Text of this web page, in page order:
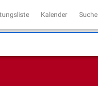
Kalender Suche